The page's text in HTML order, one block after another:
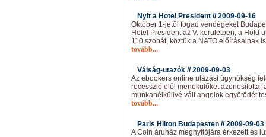
Nyit a Hotel President //2009-09-16
Október 1-jétől fogad vendégeket
Hotel President az V. kerületben, a Hold
110 szobát, köztük a NATO előírásainak
tovább...
Válság-utazók //2009-09-03
Az ebookers online utazási ügynökség
recesszió elől menekülőket azonosította,
munkanélkülivé vált angolok egyötödét
tovább...
Paris Hilton Budapesten //2009-09-03
A Coin áruház megnyitójára érkezett és